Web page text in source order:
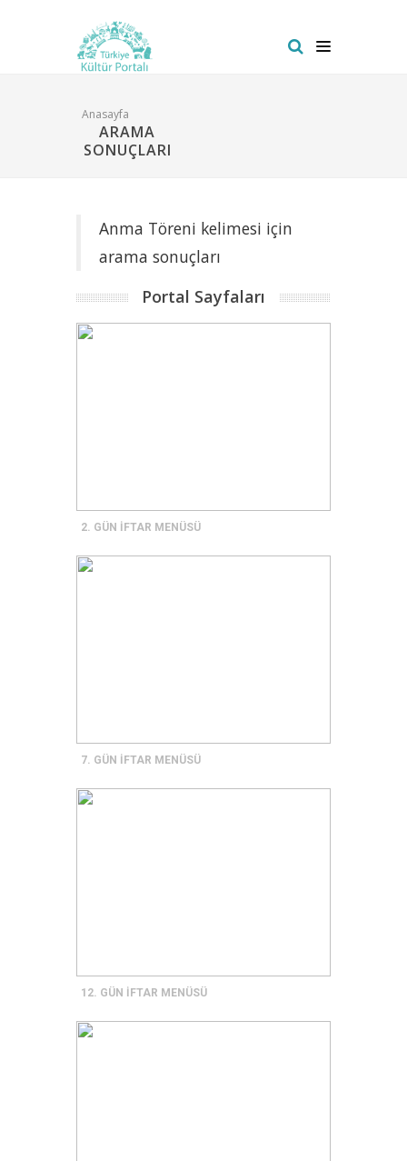
Anasayfa
ARAMA
SONUÇLARI
Anma Töreni kelimesi için
arama sonuçları
Portal Sayfaları
2. GÜN İFTAR MENÜSÜ
7. GÜN İFTAR MENÜSÜ
12. GÜN İFTAR MENÜSÜ